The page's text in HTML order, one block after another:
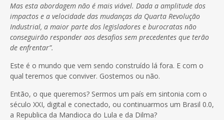
Mas esta abordagem não é mais viável. Dada a amplitude dos
impactos e a velocidade das mudanças da Quarta Revolução
Industrial, a maior parte dos legisladores e burocratas não
conseguirão responder aos desafios sem precedentes que terão
de enfrentar”.
Este é o mundo que vem sendo construído lá fora. E com o
qual teremos que conviver. Gostemos ou não.
Então, o que queremos? Sermos um país em sintonia com o
século XXI, digital e conectado, ou continuarmos um Brasil 0.0,
a Republica da Mandioca do Lula e da Dilma?